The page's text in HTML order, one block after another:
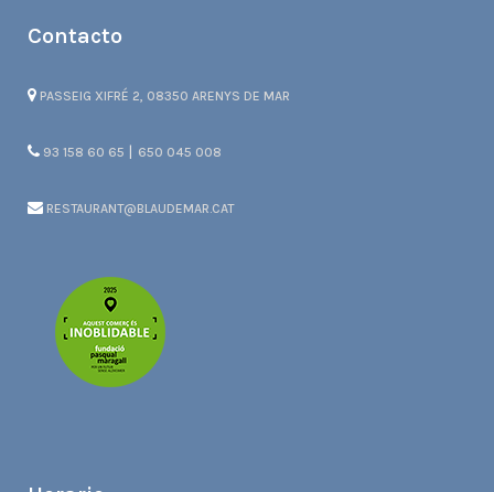
Contacto
PASSEIG XIFRÉ 2, 08350 ARENYS DE MAR
93 158 60 65 | 650 045 008
RESTAURANT@BLAUDEMAR.CAT